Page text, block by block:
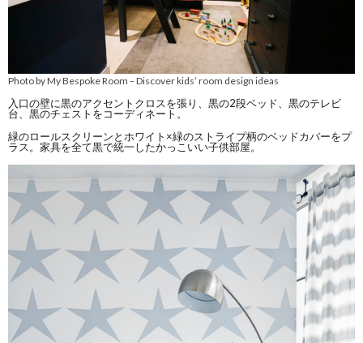
Photo by My Bespoke Room –Discover kids’ room design ideas
入口の壁に黒のアクセントクロスを張り、黒の2段ベッド、黒のテレビ
台、黒のチェストをコーディネート。
緑のロールスクリーンとホワイト×緑のストライプ柄のベッドカバーをプ
ラス。家具を全て黒で統一したかっこいい子供部屋。